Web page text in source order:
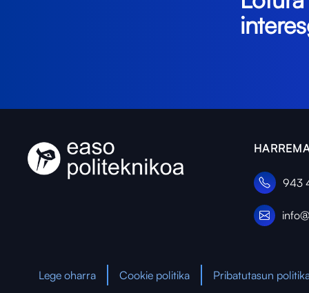
943
Lege oharra Cookie politika Pribatutasun